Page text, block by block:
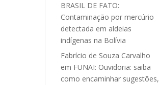
BRASIL DE FATO:
Contaminação por mercúrio
detectada em aldeias
indígenas na Bolívia
Fabrício de Souza Carvalho
em FUNAI: Ouvidoria: saiba
como encaminhar sugestões,